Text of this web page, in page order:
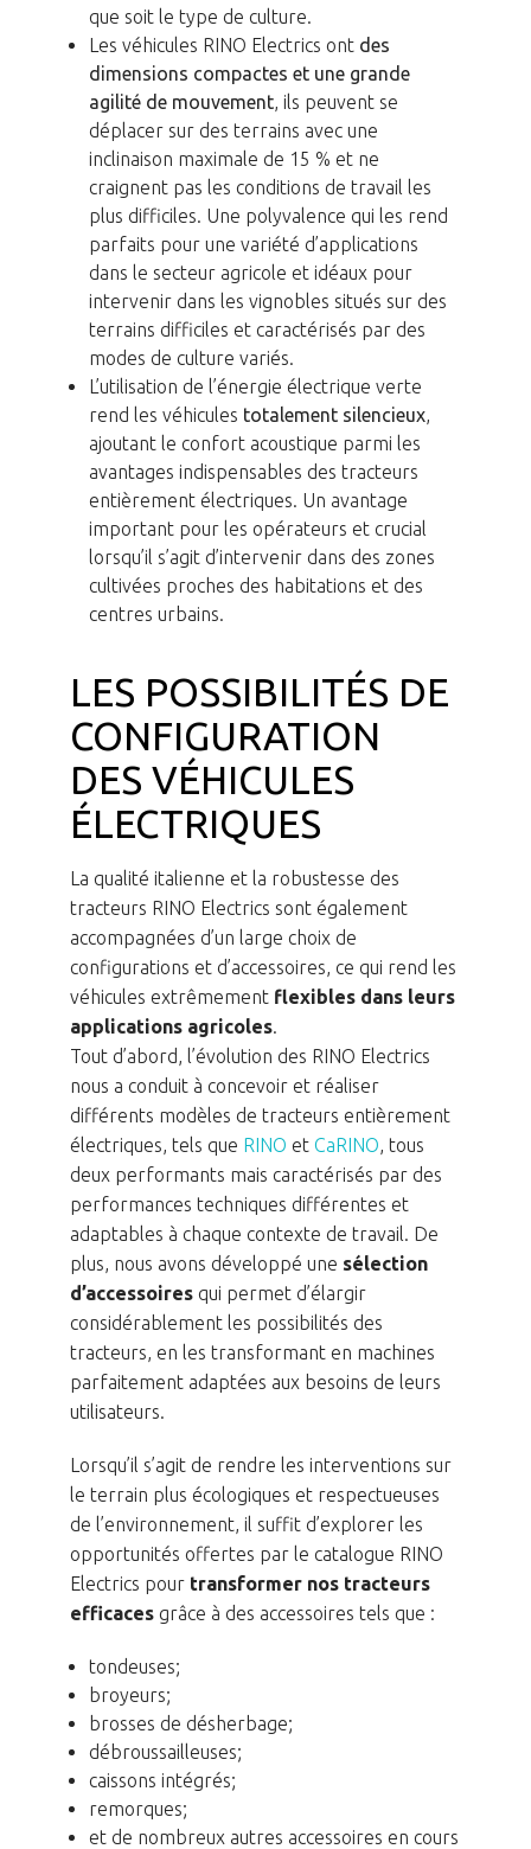
que soit le type de culture.
Les véhicules RINO Electrics ont des
dimensions compactes et une grande
agilité de mouvement, ils peuvent se
déplacer sur des terrains avec une
inclinaison maximale de 15 % et ne
craignent pas les conditions de travail les
plus difficiles. Une polyvalence qui les rend
parfaits pour une variété d’applications
dans le secteur agricole et idéaux pour
intervenir dans les vignobles situés sur des
terrains difficiles et caractérisés par des
modes de culture variés.
L’utilisation de l’énergie électrique verte
rend les véhicules totalement silencieux,
ajoutant le confort acoustique parmi les
avantages indispensables des tracteurs
entièrement électriques. Un avantage
important pour les opérateurs et crucial
lorsqu’il s’agit d’intervenir dans des zones
cultivées proches des habitations et des
centres urbains.
LES POSSIBILITÉS DE
CONFIGURATION
DES VÉHICULES
ÉLECTRIQUES
La qualité italienne et la robustesse des
tracteurs RINO Electrics sont également
accompagnées d’un large choix de
configurations et d’accessoires, ce qui rend les
véhicules extrêmement flexibles dans leurs
applications agricoles.
Tout d’abord, l’évolution des RINO Electrics
nous a conduit à concevoir et réaliser
différents modèles de tracteurs entièrement
électriques, tels que RINO et CaRINO, tous
deux performants mais caractérisés par des
performances techniques différentes et
adaptables à chaque contexte de travail. De
plus, nous avons développé une sélection
d’accessoires qui permet d’élargir
considérablement les possibilités des
tracteurs, en les transformant en machines
parfaitement adaptées aux besoins de leurs
utilisateurs.
Lorsqu’il s’agit de rendre les interventions sur
le terrain plus écologiques et respectueuses
de l’environnement, il suffit d’explorer les
opportunités offertes par le catalogue RINO
Electrics pour transformer nos tracteurs
efficaces grâce à des accessoires tels que :
tondeuses;
broyeurs;
brosses de désherbage;
débroussailleuses;
caissons intégrés;
remorques;
et de nombreux autres accessoires en cours